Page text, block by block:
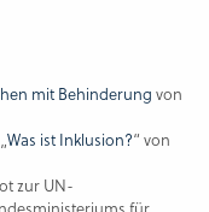
mit Behinderung von
Was ist Inklusion?“ von
zur UN-